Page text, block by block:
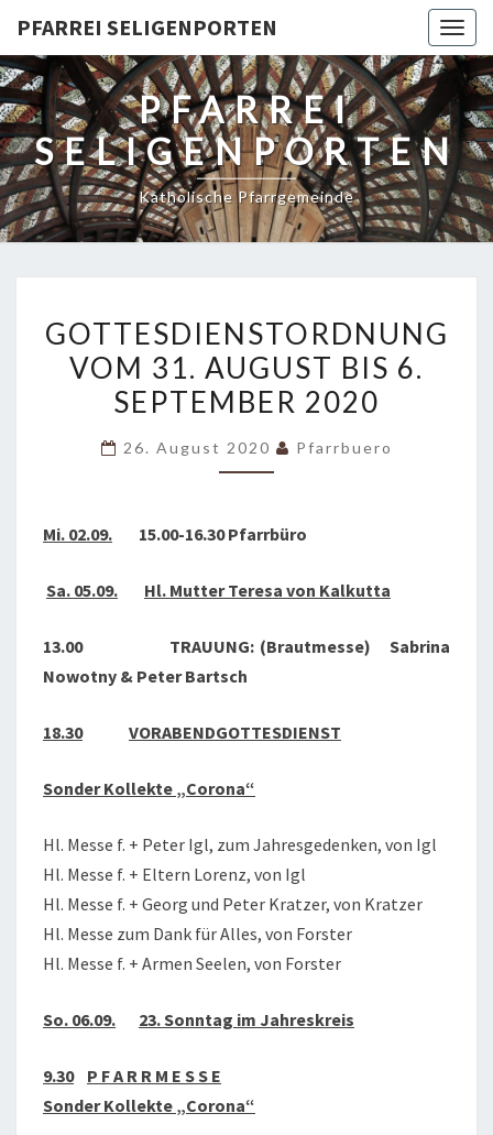
PFARREI SELIGENPORTEN
PFARREI
SELIGENPORTEN
Katholische Pfarrgemeinde
VOM
31.
AUGUST
6.
GOTTESDIENSTORDNUNG
VOM 31. AUGUST BIS 6.
SEPTEMBER 2020
26. August 2020 Pfarrbuero
Mi. 02.09. 15.00-16.30 Pfarrbüro
Sa. 05.09. Hl. Mutter Teresa von Kalkutta
13.00 TRAUUNG: (Brautmesse) Sabrina
Nowotny & Peter Bartsch
18.30 VORABENDGOTTESDIENST
Sonder Kollekte „Corona“
Hl. Messe f. + Peter Igl, zum Jahresgedenken, von Igl
Hl. Messe f. + Eltern Lorenz, von Igl
Hl. Messe f. + Georg und Peter Kratzer, von Kratzer
Hl. Messe zum Dank für Alles, von Forster
Hl. Messe f. + Armen Seelen, von Forster
So. 06.09. 23. Sonntag im Jahreskreis
9.30
P F A R R M E S S E
Sonder Kollekte „Corona“